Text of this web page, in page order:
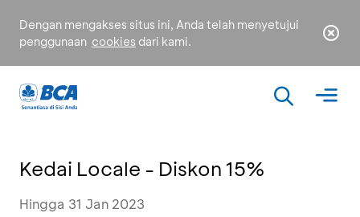
Dengan mengakses situs ini, Anda telah menyetujui
penggunaan cookies dari kami.
Kedai Locale - Diskon 15%
Hingga 31 Jan 2023